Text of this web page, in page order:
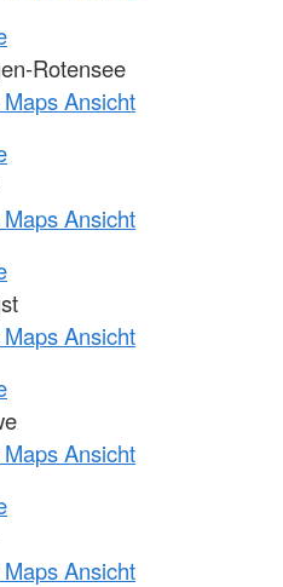
Rotensee
Ansicht
Ansicht
Ansicht
Ansicht
Ansicht